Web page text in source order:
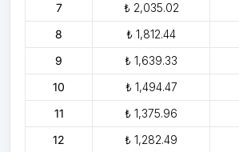
7
₺ 2,035.02
8
₺ 1,812.44
9
₺ 1,639.33
10
₺ 1,494.47
11
₺ 1,375.96
12
₺ 1,282.49